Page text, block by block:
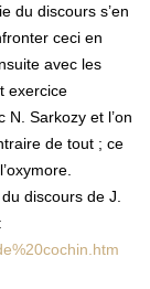
du discours s’en
ceci en
avec les
exercice
Sarkozy et l’on
de tout ; ce
discours de J.